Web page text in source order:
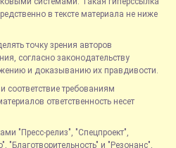
в тексте материала не ниже
точку зрения авторов
согласно законодательству
и доказыванию их правдивости.
соответствие требованиям
ответственность несет
"Пресс-релиз", "Спецпроект",
"Благотворительность" и "Резонанс",